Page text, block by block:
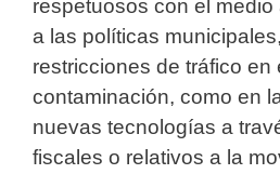
respetuosos con el
a las políticas
restricciones de tráfico en
contaminación, como en
nuevas tecnologías a
fiscales o relativos a la